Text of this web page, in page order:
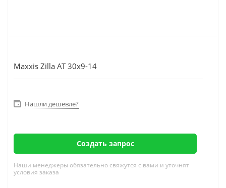
Maxxis Zilla AT 30x9-14
Нашли дешевле?
Создать запрос
Наши менеджеры обязательно свяжутся с вами и уточнят
условия заказа